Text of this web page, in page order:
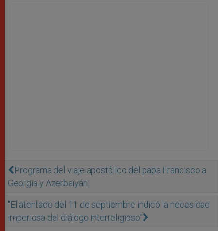
Programa del viaje apostólico del papa Francisco a
Georgia y Azerbaiyán
"El atentado del 11 de septiembre indicó la necesidad
imperiosa del diálogo interreligioso”